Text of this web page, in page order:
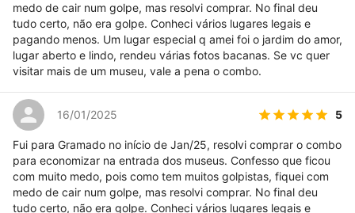
medo de cair num golpe, mas resolvi comprar. No final deu
tudo certo, não era golpe. Conheci vários lugares legais e
pagando menos. Um lugar especial q amei foi o jardim do amor,
lugar aberto e lindo, rendeu várias fotos bacanas. Se vc quer
visitar mais de um museu, vale a pena o combo.
16/01/2025 5
Fui para Gramado no início de Jan/25, resolvi comprar o combo
para economizar na entrada dos museus. Confesso que ficou
com muito medo, pois como tem muitos golpistas, fiquei com
medo de cair num golpe, mas resolvi comprar. No final deu
tudo certo, não era golpe. Conheci vários lugares legais e